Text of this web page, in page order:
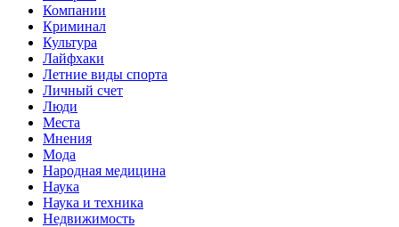
Компании
Криминал
Культура
Лайфхаки
Летние виды спорта
Личный счет
Люди
Места
Мнения
Мода
Народная медицина
Наука
Наука и техника
Недвижимость